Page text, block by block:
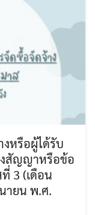
หรือผู้ได้รับ
สัญญาหรือข้อ
3 (เดือน
ายน พ.ศ.